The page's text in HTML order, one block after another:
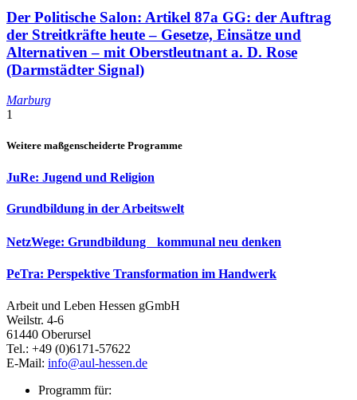
Der Politische Salon: Artikel 87a GG: der Auftrag
der Streitkräfte heute – Gesetze, Einsätze und
Alternativen – mit Oberstleutnant a. D. Rose
(Darmstädter Signal)
Marburg
1
Weitere maßgenscheiderte Programme
JuRe: Jugend und Religion
Grundbildung in der Arbeitswelt
NetzWege: Grundbildung kommunal neu denken
PeTra: Perspektive Transformation im Handwerk
Arbeit und Leben Hessen gGmbH
Weilstr. 4-6
61440 Oberursel
Tel.: +49 (0)6171-57622
E-Mail: info@aul-hessen.de
Programm für: